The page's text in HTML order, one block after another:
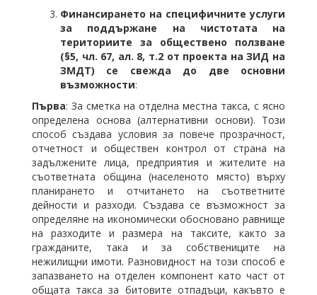
Финансирането на специфичните услуги
за поддържане на чистотата на
териториите за обществено ползване
(§5, чл. 67, ал. 8, т.2 от проекта на ЗИД на
ЗМДТ) се свежда до две основни
възможности:
Първа: За сметка на отделна местна такса, с ясно
определена основа (алтернативни основи). Този
способ създава условия за повече прозрачност,
отчетност и обществен контрол от страна на
задължените лица, предприятия и жителите на
съответната община (населеното място) върху
планирането и отчитането на съответните
дейности и разходи. Създава се възможност за
определяне на икономически обосновано равнище
на разходите и размера на таксите, както за
гражданите, така и за собствениците на
нежилищни имоти. Разновидност на този способ е
запазването на отделен компонент като част от
общата такса за битовите отпадъци, какъвто е